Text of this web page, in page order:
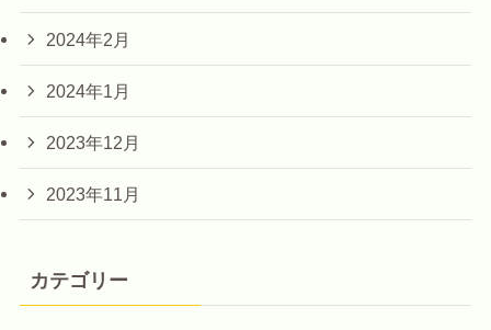
2024年2月
2024年1月
2023年12月
2023年11月
カテゴリー